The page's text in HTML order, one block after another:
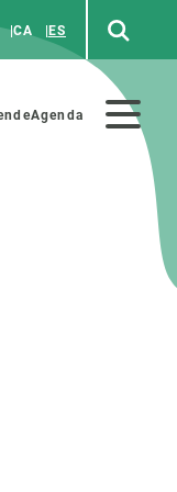
CA ES
Agenda